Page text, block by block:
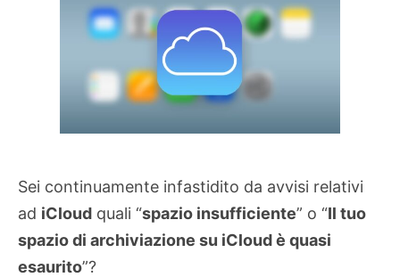
Sei continuamente infastidito da avvisi relativi
ad iCloud quali “spazio insufficiente” o “Il tuo
spazio di archiviazione su iCloud è quasi
esaurito”?